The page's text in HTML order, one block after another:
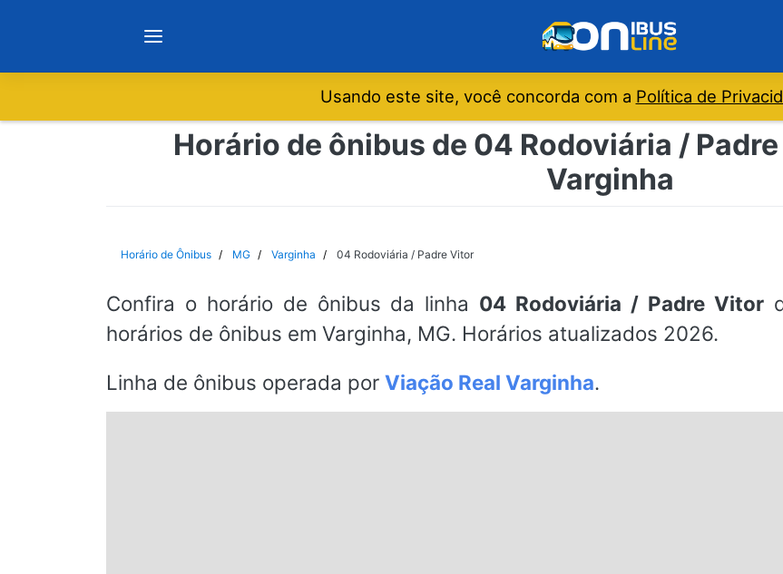
Notícias
São Paulo
Espírito Santo
Usando este site, você concorda com a Política de
Horário de ônibus de 04 Rodoviária /
Varginha
Horário de Ônibus MG Varginha 04 Rodoviária / Padre Vitor
Confira o horário de ônibus da linha 04 Rodoviária / Padre Vitor
horários de ônibus em Varginha, MG. Horários atualizados 2026.
Linha de ônibus operada por Viação Real Varginha.